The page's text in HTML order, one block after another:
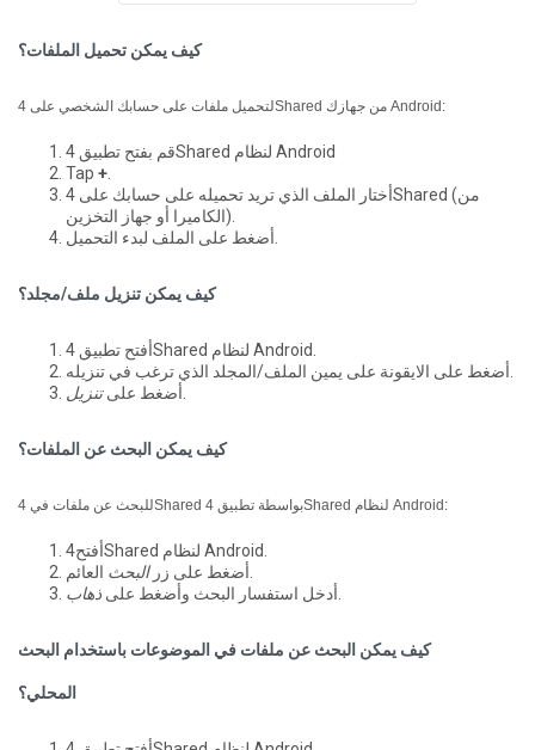
كيف يمكن تحميل الملفات؟
لتحميل ملفات على حسابك الشخصي على 4Shared من جهازك Android:
قم بفتح تطبيق 4Shared لنظام Android
Tap +
أختار الملف الذي تريد تحميله على حسابك على 4Shared (من
الكاميرا أو جهاز التخزين).
كيف يمكن تنزيل ملف/مجلد؟
أفتح تطبيق 4Shared لنظام Android.
أضغط علىتنزيل
كيف يمكن البحث عن الملفات؟
للبحث عن ملفات في 4Shared بواسطة تطبيق 4Shared لنظام Android:
أفتح4Shared لنظام Android.
أضغط على زرالبحث
أدخل استفسار البحث وأضغط على ذهاب
كيف يمكن البحث عن ملفات في الموضوعات باستخدام البحث
المحلي؟